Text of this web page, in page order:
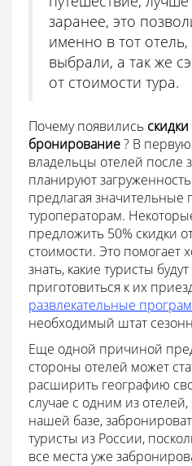
заранее, это
именно в тот
выбрали, а так же
от стоимости тура.
Почему появились
бронирование? В
владельцы отелей после
планируют
предлагая значительные
туроператорам.
предложить 50% скидки
стоимости. Это помогает
знать, какие туристы
приготовиться к их
развлекательные
необходимый штат
Еще одной причиной
стороны отелей может
расширить географию
случае с одним из
нашей базе,
туристы из России,
все места уже